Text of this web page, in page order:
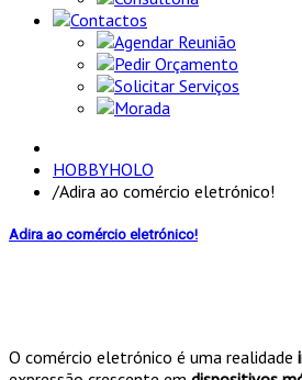
Contactos
Agendar Reunião
Pedir Orçamento
Solicitar Serviços
Morada
HOBBYHOLO
/Adira ao comércio eletrónico!
Adira ao comércio eletrónico!
O comércio eletrónico é uma realidade